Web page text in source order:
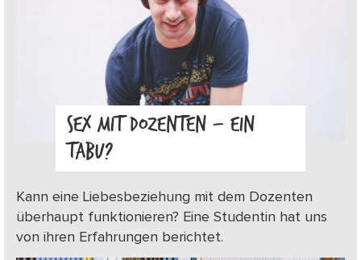
SEX MIT DOZENTEN – EIN
TABU?
Kann eine Liebesbeziehung mit dem Dozenten
überhaupt funktionieren? Eine Studentin hat uns
von ihren Erfahrungen berichtet.